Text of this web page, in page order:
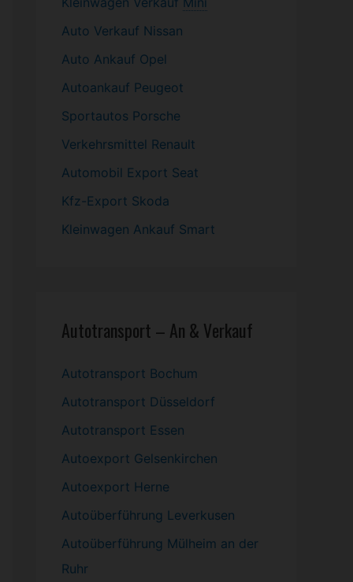
Auto Verkauf Nissan
Auto Ankauf Opel
Autoankauf Peugeot
Sportautos Porsche
Verkehrsmittel Renault
Automobil Export Seat
Kfz-Export Skoda
Kleinwagen Ankauf Smart
Autotransport – An & Verkauf
Autotransport Bochum
Autotransport Düsseldorf
Autotransport Essen
Autoexport Gelsenkirchen
Autoexport Herne
Autoüberführung Leverkusen
Autoüberführung Mülheim an der
Ruhr